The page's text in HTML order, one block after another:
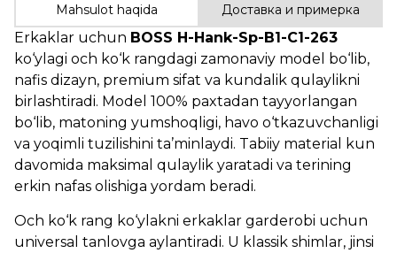
Mahsulot haqida Доставка и примерка
Erkaklar uchun BOSS H-Hank-Sp-B1-C1-263
ko‘ylagi och ko‘k rangdagi zamonaviy model bo‘lib,
nafis dizayn, premium sifat va kundalik qulaylikni
birlashtiradi. Model 100% paxtadan tayyorlangan
bo‘lib, matoning yumshoqligi, havo o‘tkazuvchanligi
va yoqimli tuzilishini ta’minlaydi. Tabiiy material kun
davomida maksimal qulaylik yaratadi va terining
erkin nafas olishiga yordam beradi.
Och ko‘k rang ko‘ylakni erkaklar garderobi uchun
universal tanlovga aylantiradi. U klassik shimlar, jinsi